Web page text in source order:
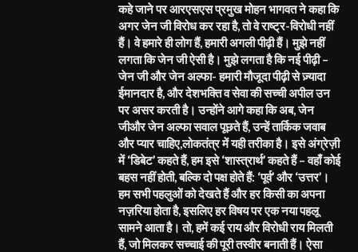
कहे जाने पर आरएसएस प्रमुख मोहन भागवत ने कहा कि
अगर जेन जी विरोध कर रहा है, तो वे राष्ट्र-विरोधी नहीं
हैं। वे हमारे ही लोग हैं, हमारी अगली पीढ़ी हैं। मुझे नहीं
लगता कि जेन जी ऐसी है। मुझे लगता है कि नई पीढ़ी –
जेन जी और जेन अल्फा- हमारी मौजूदा पीढ़ी से ज़्यादा
ईमानदार है, और देशभक्ति व सेवा की सच्ची अपील उन
पर असर करती है। उन्होंने आगे कहा कि अब, जेन
जीऔर जेन अल्फा सवाल पूछते हैं, उन्हें तार्किक जवाब
और प्यार चाहिए,लोकतंत्र में यही तरीका है। इसे अंग्रेज़ी
में ‘डिबेट’ कहते हैं, हम इसे ‘शास्त्रार्थ’ कहते हैं – वहाँ कोई
बहस नहीं होती, बल्कि दो पक्ष होते हैं: ‘पूर्व’ और ‘उत्तर’।
हम सभी पहलुओं को देखते हैं और हर किसी का अपना
नज़रिया होता है, इसलिए हर विषय पर एक नया पहलू
सामने आता है। तो, हमें कई राय और विरोधी राय मिलती
हैं, जो मिलकर सच्चाई की पूरी तस्वीर बनाती हैं। ऐसा